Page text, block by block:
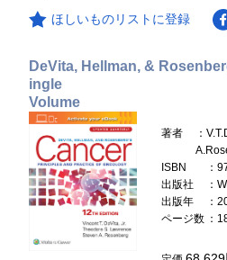
ほしいものリストに登録
DeVita, Hellman, &
ingle
Volume
著者
：
ISBN
：
出版社
：
出版年
：
ページ数 ：